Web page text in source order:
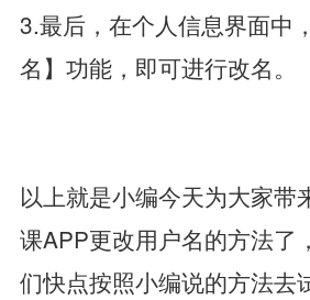
3.最后，在个人信息界面中
名】功能，即可进行改名。
以上就是小编今天为大家带
课APP更改用户名的方法了
们快点按照小编说的方法去